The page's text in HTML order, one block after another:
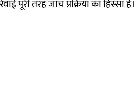
पूरी तरह जांच प्रक्रिया का हिस्सा है।